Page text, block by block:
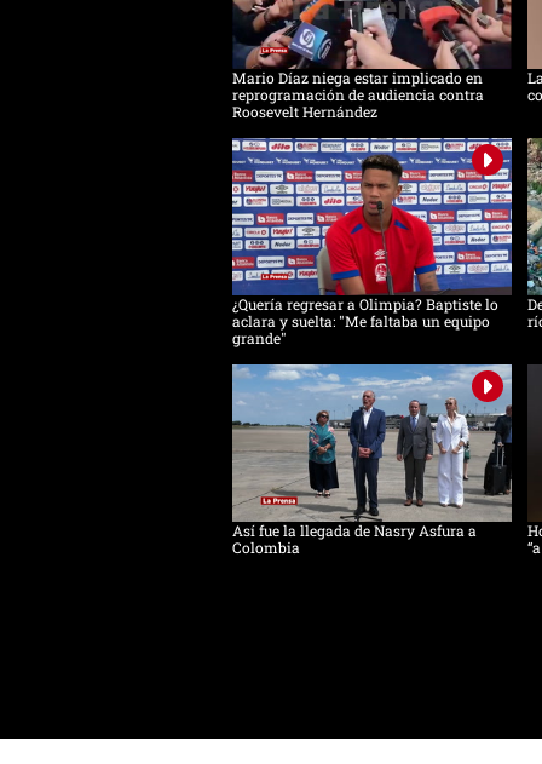
Mario Díaz niega estar implicado en
reprogramación de audiencia contra
Roosevelt Hernández
¿Quería regresar a Olimpia? Baptiste lo
aclara y suelta: "Me faltaba un equipo
grande"
Así fue la llegada de Nasry Asfura a
Colombia